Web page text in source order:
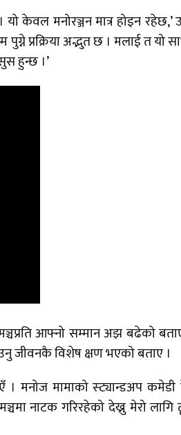
केवल मनोरञ्जन मात्र होइन रहेछ,’
प्रक्रिया अद्भुत छ । मलाई त यो
हुन्छ ।’
आफ्नो सम्मान अझ बढेको
जीवनकै विशेष क्षण भएको बताए ।
मनोज मामाको स्ट्यान्डअप कमेडी
नाटक गरिरहेको देख्नु मेरो लागि